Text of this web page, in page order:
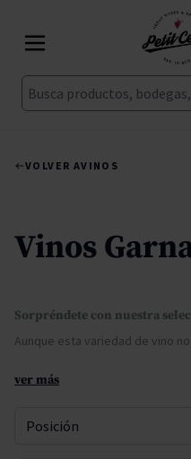
Buscar
VOLVER AVINOS
Vinos
Sorpréndete con nuestra
ver más
Ordenar por